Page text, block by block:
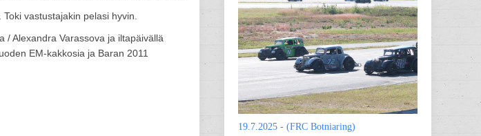
vastustajakin pelasi hyvin.
/ Alexandra Varassova ja iltapäivällä
EM-kakkosia ja Baran 2011
19.7.2025 - (FRC Botniaring)